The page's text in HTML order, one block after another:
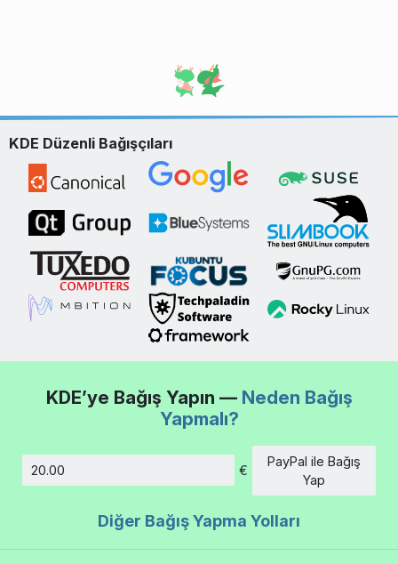
KDE Düzenli Bağışçıları
KDE’ye Bağış Yapın — Neden Bağış
Yapmalı?
€
PayPal ile Bağış
Yap
Diğer Bağış Yapma Yolları